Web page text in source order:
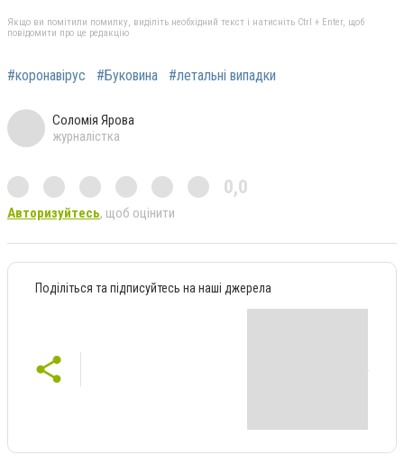
Якщо ви помітили помилку, виділіть необхідний текст і натисніть Ctrl + Enter, щоб
повідомити про це редакцію
#коронавірус #Буковина #летальні випадки
Соломія Ярова
журналістка
0,0
Авторизуйтесь, щоб оцінити
Поділіться та підписуйтесь на наші джерела